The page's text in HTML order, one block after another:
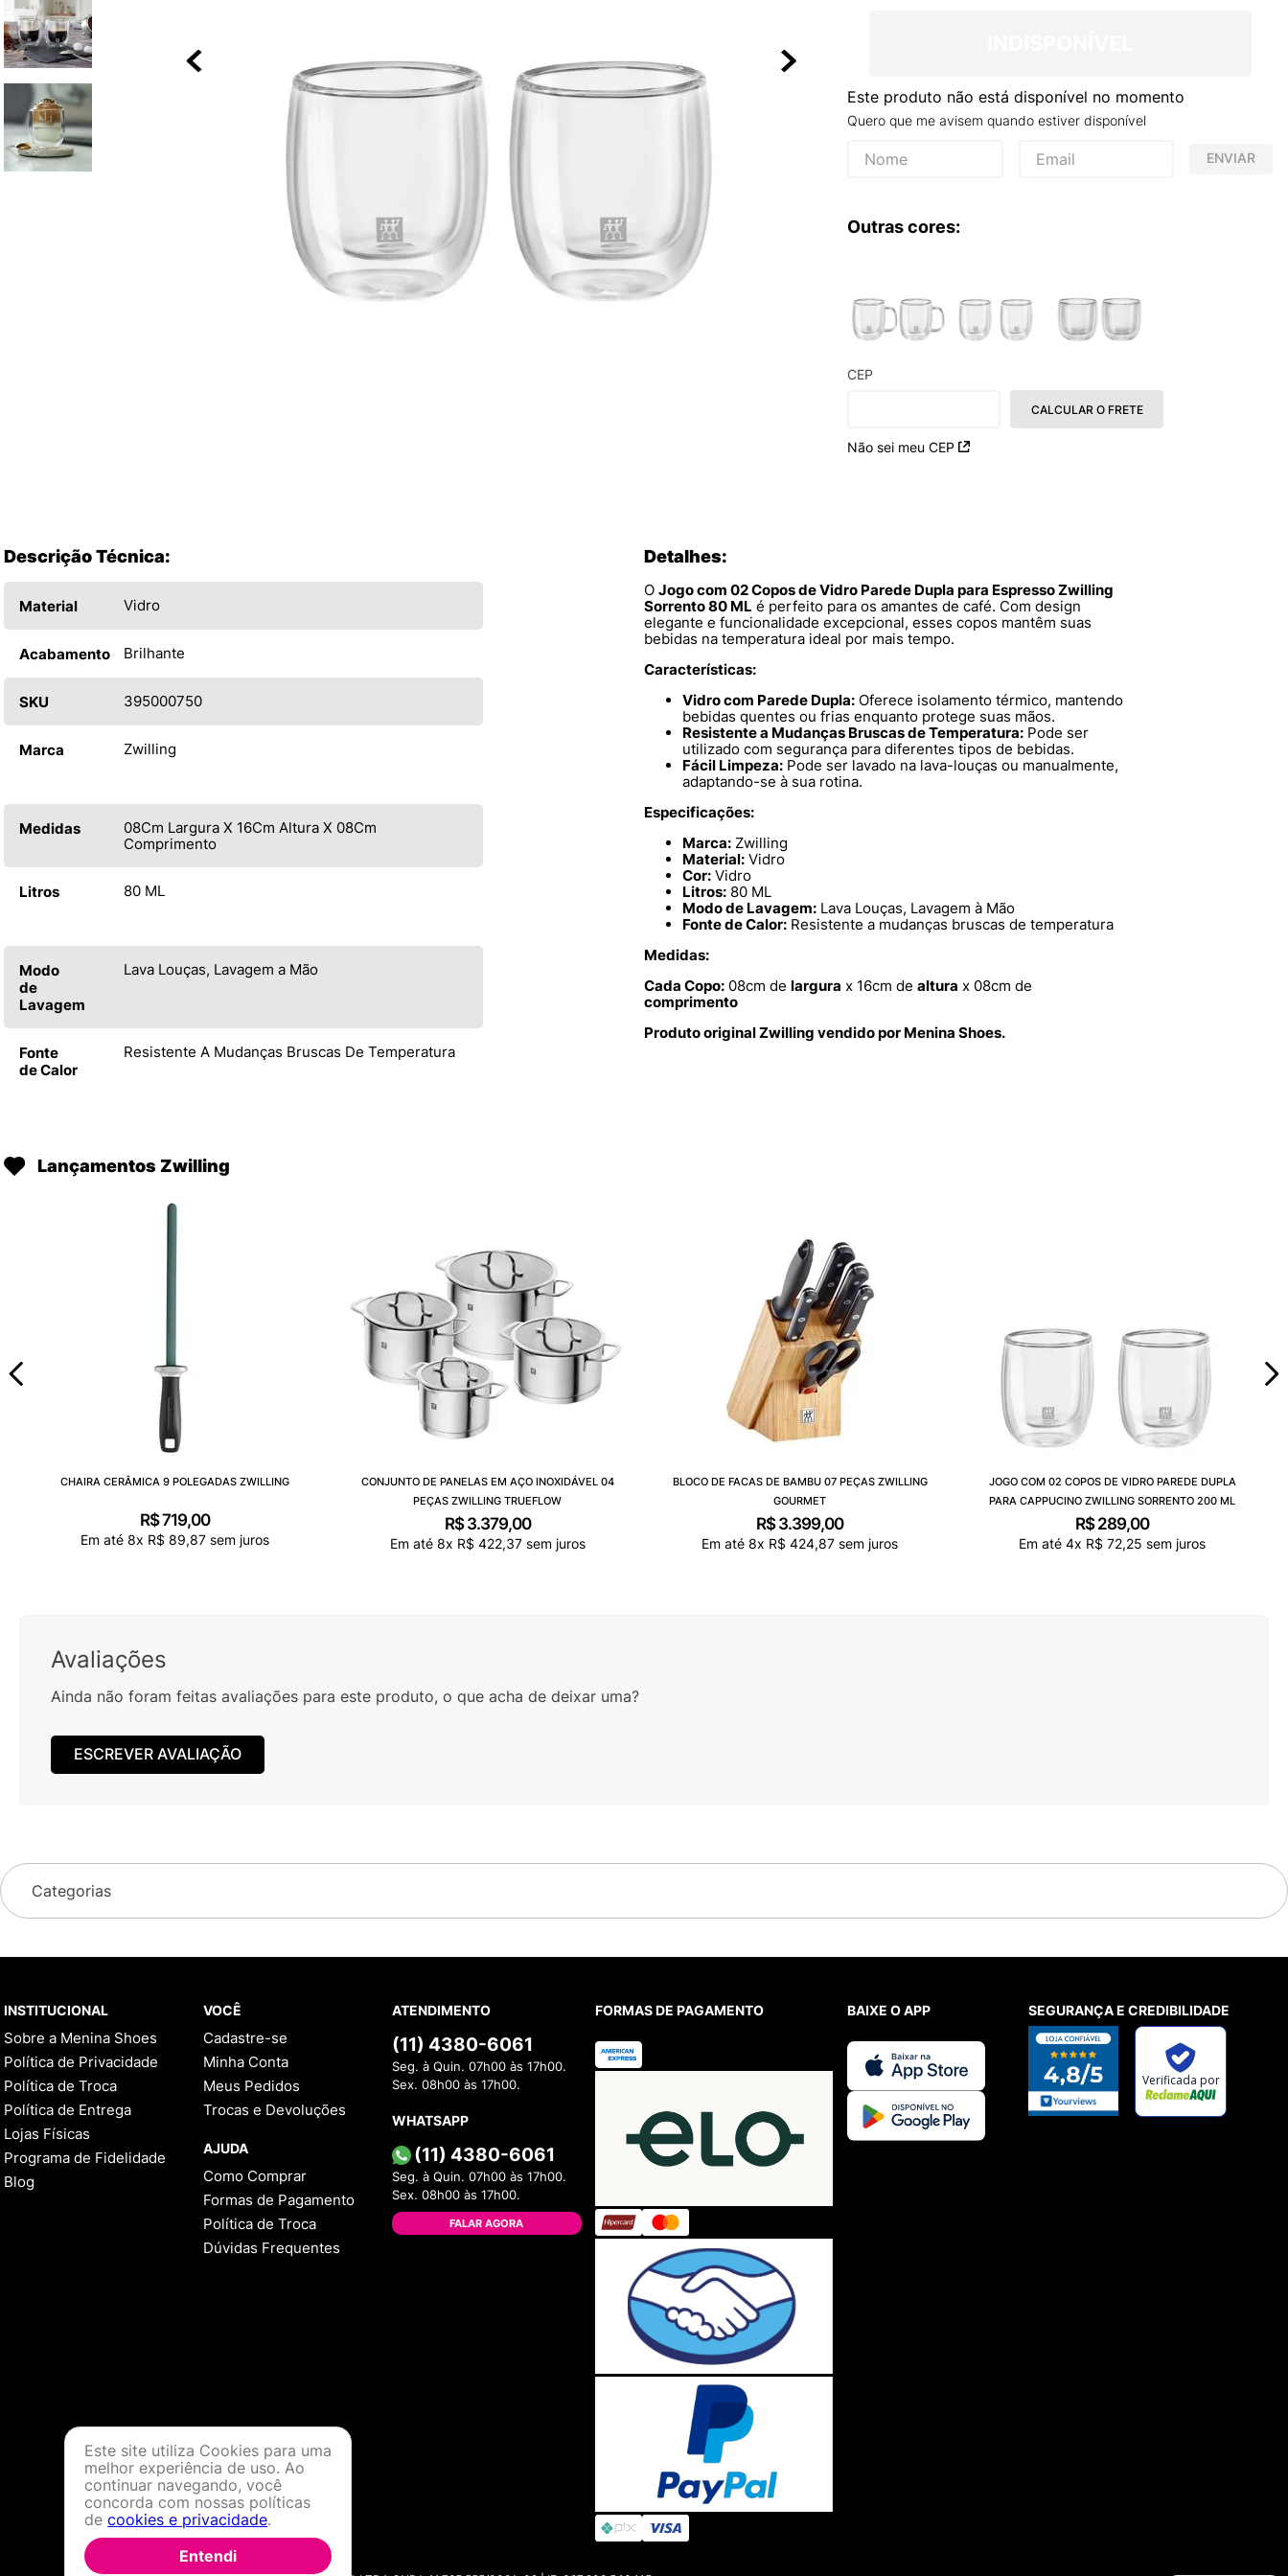
Este produto não está disponível no momento
Quero que me avisem quando estiver disponível
ENVIAR
Outras cores:
CEP
Não sei meu CEP
CALCULAR O FRETE
Descrição Técnica:
Material Vidro
Acabamento Brilhante
SKU 395000750
Marca Zwilling
Medidas
08Cm Largura X 16Cm Altura X 08Cm
Comprimento
Litros 80 ML
Modo
de
Lavagem
Lava Louças, Lavagem a Mão
Fonte
de Calor
Resistente A Mudanças Bruscas De Temperatura
Detalhes:
O Jogo com 02 Copos de Vidro Parede Dupla para Espresso Zwilling
Sorrento 80 ML é perfeito para os amantes de café. Com design
elegante e funcionalidade excepcional, esses copos mantêm suas
bebidas na temperatura ideal por mais tempo.
Características:
Vidro com Parede Dupla: Oferece isolamento térmico, mantendo
bebidas quentes ou frias enquanto protege suas mãos.
Resistente a Mudanças Bruscas de Temperatura: Pode ser
utilizado com segurança para diferentes tipos de bebidas.
Fácil Limpeza: Pode ser lavado na lava-louças ou manualmente,
adaptando-se à sua rotina.
Especificações:
Marca: Zwilling
Material: Vidro
Cor: Vidro
Litros: 80 ML
Modo de Lavagem: Lava Louças, Lavagem à Mão
Fonte de Calor: Resistente a mudanças bruscas de temperatura
Medidas:
Cada Copo: 08cm de largura x 16cm de altura x 08cm de
comprimento
Produto original Zwilling vendido por Menina Shoes.
Lançamentos Zwilling
CHAIRA CERÂMICA 9 POLEGADAS ZWILLING
R$719,00
Em até8x R$ 89,87 sem juros
CONJUNTO DE PANELAS EM AÇO INOXIDÁVEL 04
PEÇAS ZWILLING TRUEFLOW
R$ 3.379,00
Em até 8x R$ 422,37sem juros
BLOCO DE FACAS DE BAMBU 07 PEÇAS ZWILLING
GOURMET
R$3.399,00
Em até8x R$ 424,87 sem juros
JOGO COM 02 COPOS DE VIDRO PAREDE DUPLA
PARA CAPPUCINO ZWILLING SORRENTO 200 ML
R$289,00
Em até4x R$ 72,25 sem juros
Avaliações
Ainda não foram feitas avaliações para este produto, o que acha de deixar uma?
ESCREVER AVALIAÇÃO
Categorias
INSTITUCIONAL
Sobre a Menina Shoes
Política de Privacidade
Política de Troca
Política de Entrega
Lojas Físicas
Programa de Fidelidade
Blog
VOCÊ
Cadastre-se
Minha Conta
Meus Pedidos
Trocas e Devoluções
AJUDA
Como Comprar
Formas de Pagamento
Política de Troca
Dúvidas Frequentes
ATENDIMENTO
(11) 4380-6061
Seg. à Quin. 07h00 às 17h00.
Sex. 08h00 às 17h00.
WHATSAPP
(11) 4380-6061
Seg. à Quin. 07h00 às 17h00.
Sex. 08h00 às 17h00.
FALAR AGORA
FORMAS DE PAGAMENTO BAIXE O APP SEGURANÇA E CREDIBILIDADE
Este site utiliza Cookies para uma
melhor experiência de uso. Ao
continuar navegando, você
concorda com nossas políticas
decookies e privacidade.
Entendi